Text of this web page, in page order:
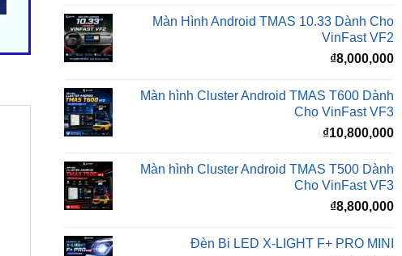
Màn Hình Android TMAS 10.33 Dành Cho
VinFast VF2
₫8,000,000
Màn hình Cluster Android TMAS T600 Dành
Cho VinFast VF3
₫10,800,000
Màn hình Cluster Android TMAS T500 Dành
Cho VinFast VF3
₫8,800,000
Đèn Bi LED X-LIGHT F+ PRO MINI